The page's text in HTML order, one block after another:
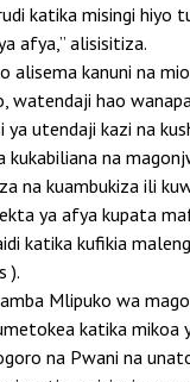
katika misingi hiyo
afya,” alisisitiza.
alisema kanuni na
watendaji hao
ya utendaji kazi na
kukabiliana na
na kuambukiza ili
ya afya kupata
katika kufikia
).
Mlipuko wa
katika mikoa
na Pwani na